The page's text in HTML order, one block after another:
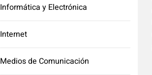
Informática y Electrónica
Internet
Medios de Comunicación